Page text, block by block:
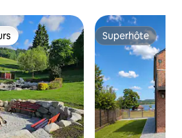
Superhôte
Superhôte